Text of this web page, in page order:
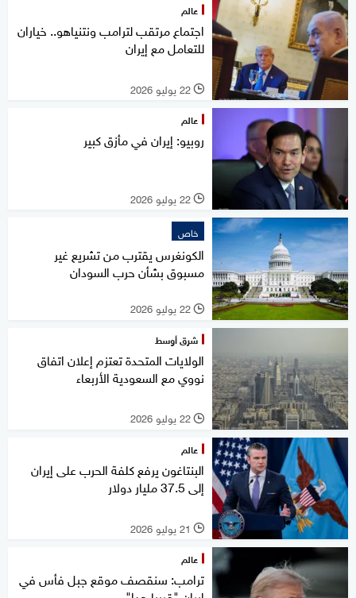
عالم
اجتماع مرتقب لترامب ونتنياهو.. خياران
للتعامل مع إيران
l 22 يوليو 2026
عالم
روبيو: إيران في مأزق كبير
l 22 يوليو 2026
خاص
الكونغرس يقترب من تشريع غير
مسبوق بشأن حرب السودان
l 22 يوليو 2026
شرق أوسط
الولايات المتحدة تعتزم إعلان اتفاق
نووي مع السعودية الأربعاء
l 22 يوليو 2026
عالم
البنتاغون يرفع كلفة الحرب على إيران
إلى 37.5 مليار دولار
l 21 يوليو 2026
عالم
ترامب: سنقصف موقع جبل فأس في